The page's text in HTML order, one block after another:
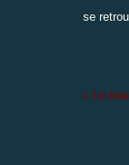
se
« Le